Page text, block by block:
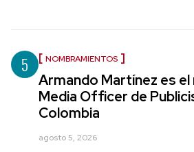
5 NOMBRAMIENTOS
Armando Martínez es
Media Officer de
Colombia
agosto 5, 2026